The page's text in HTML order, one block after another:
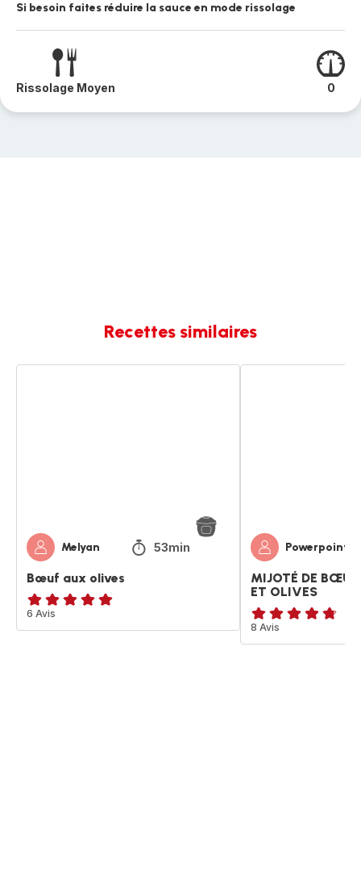
Si besoin faites réduire la sauce en mode rissolage
Rissolage Moyen 0
Recettes similaires
Melyan 53min
Bœuf aux olives
Avis
5
6 Avis
Powerpoint
MIJOTÉ DE
ET OLIVES
ratings.4.7
8 Avis